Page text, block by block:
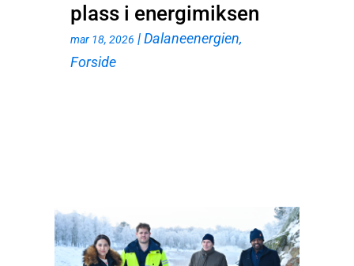
plass i energimiksen
mar 18, 2026 |Dalaneenergien,
Forside